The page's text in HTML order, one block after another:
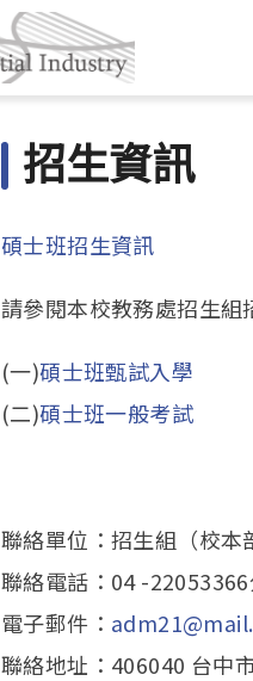
招生資訊
碩士班招生資訊
請參閱本校教務處招生組
(一)碩士班甄試入學
(二)碩士班一般考試
聯絡單位：招生組（校本
聯絡電話：04 -
電子郵件：
聯絡地址：406040 台中